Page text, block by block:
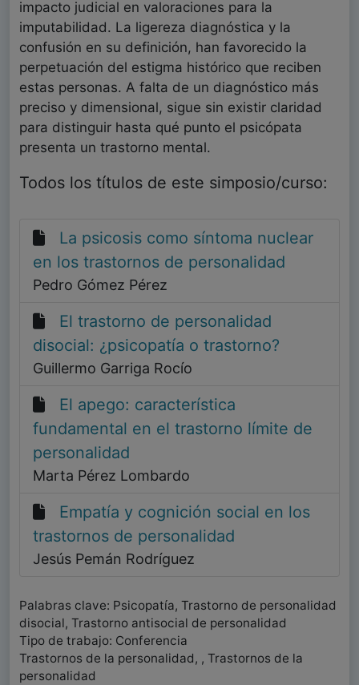
impacto judicial en valoraciones para la
imputabilidad. La ligereza diagnóstica y la
confusión en su definición, han favorecido la
perpetuación del estigma histórico que reciben
estas personas. A falta de un diagnóstico más
preciso y dimensional, sigue sin existir claridad
para distinguir hasta qué punto el psicópata
presenta un trastorno mental.
Todos los títulos de este simposio/curso:
La psicosis como síntoma nuclear
en los trastornos de personalidad
Pedro Gómez Pérez
El trastorno de personalidad
disocial: ¿psicopatía o trastorno?
Guillermo Garriga Rocío
El apego: característica
fundamental en el trastorno límite de
personalidad
Marta Pérez Lombardo
Empatía y cognición social en los
trastornos de personalidad
Jesús Pemán Rodríguez
Palabras clave: Psicopatía, Trastorno de personalidad
disocial, Trastorno antisocial de personalidad
Tipo de trabajo: Conferencia
Trastornos de la personalidad, , Trastornos de la
personalidad